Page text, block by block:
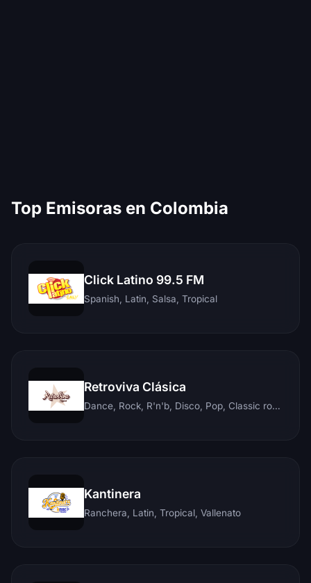
Top Emisoras en Colombia
Click Latino 99.5 FM
Spanish, Latin, Salsa, Tropical
Retroviva Clásica
Dance, Rock, R'n'b, Disco, Pop, Classic rock, Techno, Reggae
Kantinera
Ranchera, Latin, Tropical, Vallenato